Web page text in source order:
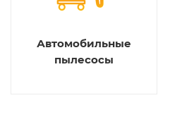
Автомобильные
пылесосы